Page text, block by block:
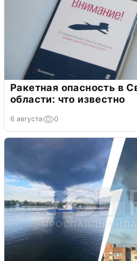
Ракетная опасность в
области: что известно
6 августа 0